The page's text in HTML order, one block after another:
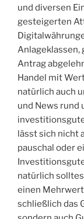
und diversen
gesteigerten
Anlageklassen,
Antrag
Handel mit
natürlich auch
und News rund
lässt sich nicht
pauschal oder
natürlich
einen
schließlich das